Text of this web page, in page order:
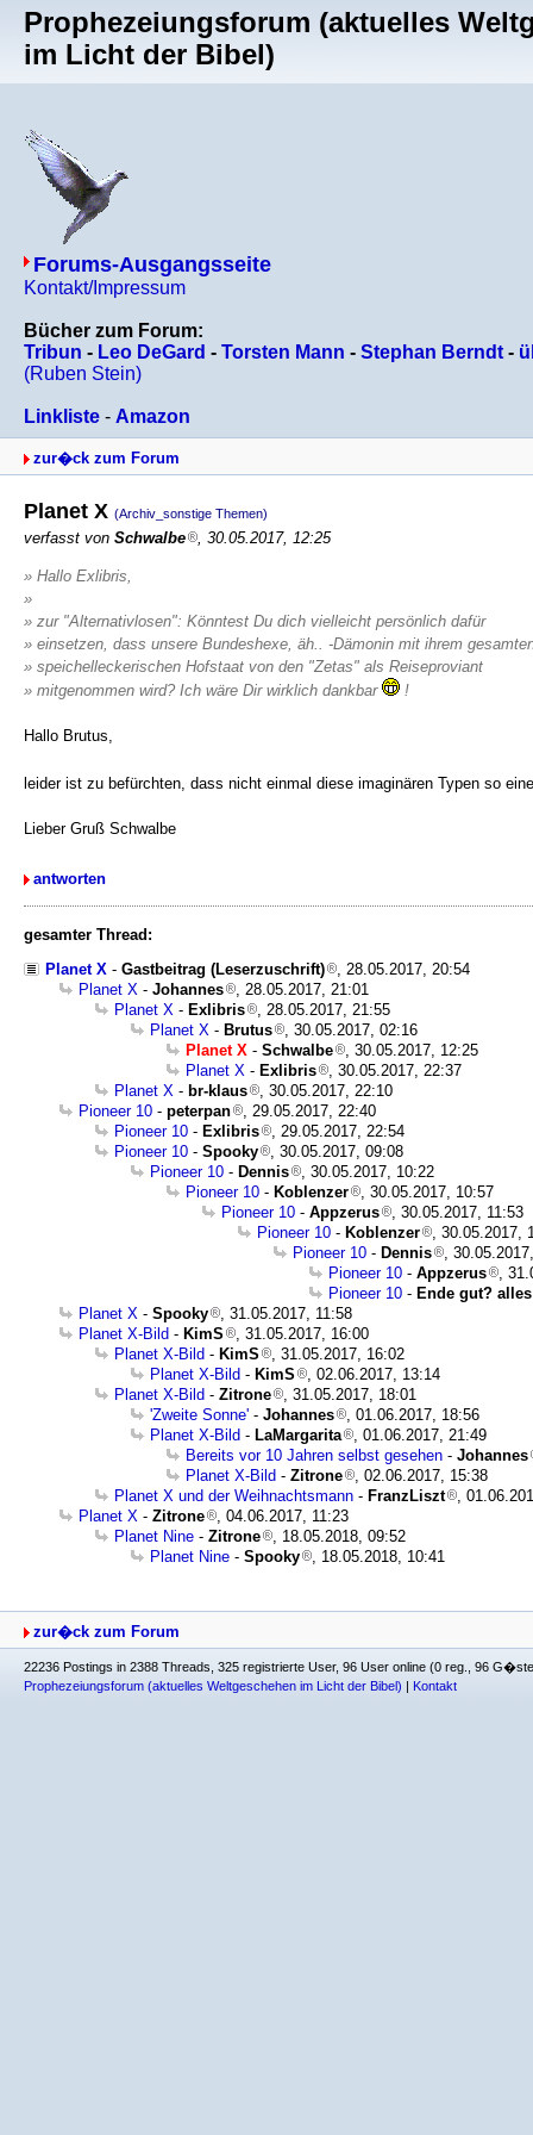
Prophezeiungsforum (aktuelles
im Licht der Bibel)
Forums-Ausgangsseite
Kontakt/Impressum
Bücher zum Forum:
Tribun - Leo DeGard - Torsten Mann - Stephan Berndt -
(Ruben Stein)
Linkliste - Amazon
zur�ck zum Forum
Planet X (Archiv_sonstige Themen)
verfasst von Schwalbe , 30.05.2017, 12:25
» Hallo Exlibris,
»
» zur "Alternativlosen": Könntest Du dich vielleicht persönlich dafür
» einsetzen, dass unsere Bundeshexe, äh.. -Dämonin mit ihrem
» speichelleckerischen Hofstaat von den "Zetas" als Reiseproviant
» mitgenommen wird? Ich wäre Dir wirklich dankbar
!
Hallo Brutus,
leider ist zu befürchten, dass nicht einmal diese imaginären Typen so
Lieber Gruß Schwalbe
antworten
gesamter Thread:
Planet X - Gastbeitrag (Leserzuschrift)
, 28.05.2017, 20:54
Planet X - Johannes
, 28.05.2017, 21:01
Planet X - Exlibris
, 28.05.2017, 21:55
Planet X - Brutus
, 30.05.2017, 02:16
Planet X - Schwalbe
, 30.05.2017, 12:25
Planet X - Exlibris
, 30.05.2017, 22:37
Planet X - br-klaus
, 30.05.2017, 22:10
Pioneer 10 - peterpan
, 29.05.2017, 22:40
Pioneer 10 - Exlibris
, 29.05.2017, 22:54
Pioneer 10 - Spooky
, 30.05.2017, 09:08
Pioneer 10 - Dennis
, 30.05.2017, 10:22
Pioneer 10 - Koblenzer
, 30.05.2017, 10:57
Pioneer 10 - Appzerus
, 30.05.2017, 11:53
Pioneer 10 - Koblenzer
, 30.05.2017,
Pioneer 10 - Dennis
,
Pioneer 10 - Appzerus
,
Pioneer 10 - Ende gut?
Planet X - Spooky
, 31.05.2017, 11:58
Planet X-Bild - KimS
, 31.05.2017, 16:00
Planet X-Bild - KimS
, 31.05.2017, 16:02
Planet X-Bild - KimS
, 02.06.2017, 13:14
Planet X-Bild - Zitrone
, 31.05.2017, 18:01
'Zweite Sonne' - Johannes
, 01.06.2017, 18:56
Planet X-Bild - LaMargarita
, 01.06.2017, 21:49
Bereits vor 10 Jahren selbst gesehen - Johannes
Planet X-Bild - Zitrone
, 02.06.2017, 15:38
Planet X und der Weihnachtsmann - FranzLiszt
,
Planet X - Zitrone
, 04.06.2017, 11:23
Planet Nine - Zitrone
, 18.05.2018, 09:52
Planet Nine - Spooky , 18.05.2018, 10:41
zur�ck zum Forum
22236 Postings in 2388 Threads, 325 registrierte User, 96 User online (0 reg., 96
Prophezeiungsforum (aktuelles Weltgeschehen im Licht der Bibel) | Kontakt